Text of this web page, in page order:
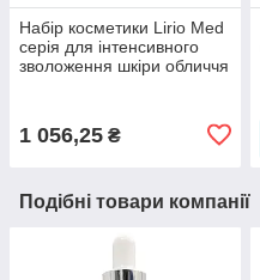
Набір косметики Lirio Med
серія для інтенсивного
зволоження шкіри обличчя
1 056,25 ₴
Подібні товари компанії